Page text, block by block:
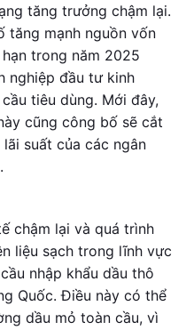
tăng trưởng chậm lại.
tăng mạnh nguồn vốn
trong năm 2025
nghiệp đầu tư kinh
tiêu dùng. Mới đây,
cũng công bố sẽ cắt
suất của các ngân
chậm lại và quá trình
liệu sạch trong lĩnh vực
nhập khẩu dầu thô
Quốc. Điều này có thể
dầu mỏ toàn cầu, vì